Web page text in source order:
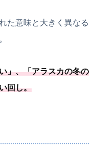
た意味と大きく異なる
」、「アラスカの冬の
回し。